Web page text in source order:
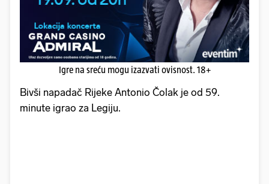
Igre na sreću mogu izazvati ovisnost. 18+
Bivši napadač Rijeke Antonio Čolak je od 59.
minute igrao za Legiju.